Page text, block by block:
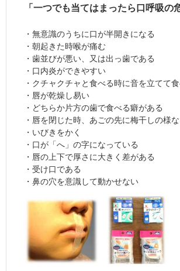
「一つでも当てはまったら口呼吸の
・無意識のうちに口が半開きになる
・朝起きた時喉が痛む
・歯並びが悪い、又は出っ歯である
・口内炎ができやすい
・クチャクチャと食べる時に音を立てて
・唇が乾燥し易い
・どちらか片方の歯で食べる癖がある
・唇を閉じた時、あごの先に梅干しの様
・いびきをかく
・口が「へ」の字になっている
・唇の上下で厚さに大きく差がある
・受け口である
・鼻の穴を意識して動かせない